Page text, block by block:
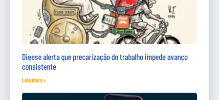
Dieese alerta que precarização do trabalho impede avanço
consistente
Leia mais »